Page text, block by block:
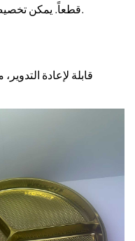
قطعاً. يمكن تخصيص الحجم والشكل ونوع الفيلم والهيكل.